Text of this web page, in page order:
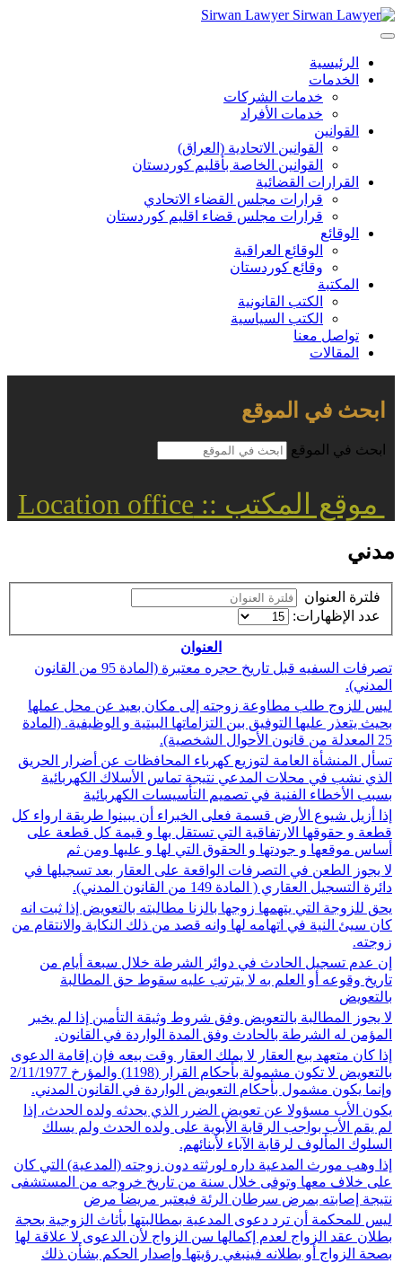
Sirwan Lawyer
الرئيسية
الخدمات
خدمات الشركات
خدمات الأفراد
القوانين
القوانين الاتحادية (العراق)
القوانين الخاصة بأقليم كوردستان
القرارات القضائية
قرارات مجلس القضاء الاتحادي
قرارات مجلس قضاء اقليم كوردستان
الوقائع
الوقائع العراقية
وقائع كوردستان
المكتبة
الكتب القانونية
الكتب السياسية
تواصل معنا
المقالات
ابحث في الموقع
ابحث في الموقع
موقع المكتب :: Location office
مدني
فلترة العنوان
عدد الإظهارات:
العنوان
تصرفات السفيه قبل تاريخ حجره معتبرة (المادة 95 من القانون
المدني).
ليس للزوج طلب مطاوعة زوجته إلى مكان بعيد عن محل عملها
بحيث يتعذر عليها التوفيق بين التزاماتها البيتية و الوظيفية. (المادة
25 المعدلة من قانون الأحوال الشخصية).
تسأل المنشأة العامة لتوزيع كهرباء المحافظات عن أضرار الحريق
الذي نشب في محلات المدعي نتيجة تماس الأسلاك الكهربائية
بسبب الأخطاء الفنية في تصميم التأسيسات الكهربائية
إذا أزيل شيوع الأرض قسمة فعلى الخبراء أن يبينوا طريقة ارواء كل
قطعة و حقوقها الارتفاقية التي تستقل بها و قيمة كل قطعة على
أساس موقعها و جودتها و الحقوق التي لها و عليها ومن ثم
لا يجوز الطعن في التصرفات الواقعة على العقار بعد تسجيلها في
دائرة التسجيل العقاري ( المادة 149 من القانون المدني).
يحق للزوجة التي يتهمها زوجها بالزنا مطالبته بالتعويض إذا ثبت انه
كان سيئ النية في اتهامه لها وانه قصد من ذلك النكاية والانتقام من
زوجته.
إن عدم تسجيل الحادث في دوائر الشرطة خلال سبعة أيام من
تاريخ وقوعه أو العلم به لا يترتب عليه سقوط حق المطالبة
بالتعويض
لا يجوز المطالبة بالتعويض وفق شروط وثيقة التأمين إذا لم يخبر
المؤمن له الشرطة بالحادث وفق المدة الواردة في القانون.
إذا كان متعهد بيع العقار لا يملك العقار وقت بيعه فإن إقامة الدعوى
بالتعويض لا تكون مشمولة بأحكام القرار (1198) والمؤرخ 2/11/1977
وإنما يكون مشمول بأحكام التعويض الواردة في القانون المدني.
يكون الأب مسؤولا عن تعويض الضرر الذي يحدثه ولده الحدث، إذا
لم يقم الأب بواجب الرقابة الأبوية على ولده الحدث ولم يسلك
السلوك المألوف لرقابة الآباء لأبنائهم.
إذا وهب مورث المدعية داره لورثته دون زوجته (المدعية) التي كان
على خلاف معها وتوفى خلال سنة من تاريخ خروجه من المستشفى
نتيجة إصابته بمرض سرطان الرئة فيعتبر مريضاً مرض
ليس للمحكمة أن ترد دعوى المدعية بمطالبتها بأثاث الزوجية بحجة
بطلان عقد الزواج لعدم إكمالها سن الزواج لأن الدعوى لا علاقة لها
بصحة الزواج أو بطلانه فينبغي رؤيتها وإصدار الحكم بشأن ذلك